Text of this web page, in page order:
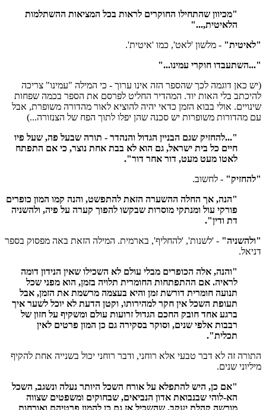
"מכיוון שהתחילו החוקרים לראות בכל המציאות ההשתלמות
הלאיטית,..."
"לאיטית" - מלשון 'לאט', כמו 'איטית'.
"...השתעבדו חוקרי עמינו..."
(יש כאן דוגמה לכך שהספר הזה אינו ערוך - כי המילה "עמינו" צריכה
להיכתב בלי האות יוד. המהדיר החליט לפרסם את הספר בכמה שפחות
שינויים. אולי בבוא הזמן כדאי יהיה להוציא לאור מהדורה משופרת, אבל
עם מהדורות משופרות יש סכנה שהן יפלו לתוך הפח של הצנזורה...)
"...להחזיק שגם הבניין הגדול והנהדר - תורה שבעל פה, שעל פיו
חיים כל בית ישראל, גם הוא לא בבת אחת נוצר, כי אם התפתח
לאטו מעט מעט, דור אחר דור".
"להחזיק" - לחשוב.
"הנה, אך החלה ההשערה הזאת להתפשט, והנה קמו המון כופרים
פורקי עול ומנתקי מוסרות שבקשו להפוך קערה על פיה, ולהשניה
דת ודין".
"ולהשניה" - 'לשנות', 'להחליף', בארמית. המילה הזאת באה מפסוק בספר
דניאל.
"והנה, אלה הכופרים מבלי עולם לא השכילו שאין הנידון דומה
לראיה. אם ההתפתחות החומרית תלויה בזמן, הוא מפני שכל
תנועה חומרית דורשת זמן והיא בעצמה מרשמת את הזמן, אבל
תעופת השכל אין חקר למהירותו, וקטן הדעת לא יוכל לשער איך
ברגע אחד חובק החכם הגדול זרועות עולם ומשקיף על חזון של
רבבות אלפי שנים, וסוקר בסקירה גם כן המון פרטים לאין
תכלית".
התורה זה לא דבר טבעי אלא רוחני, ודבר רוחני יכול בשנייה אחת להקיף
מיליוני שנים.
"אם כן, היש להתפלא על אורח השכל היותר נעלה ונשגב, השכל
הא-לוהי שבנבואת אדון הנביאים, שבחוקים ומשפטים שצווה
מורשה קהלת יעקב, שהשכיל אז גם כן להמון פרטיהם ואורחות